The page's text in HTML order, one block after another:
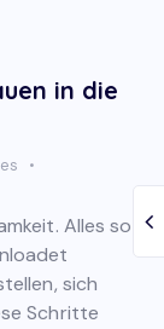
in die
Alles soll
sich
Schritte